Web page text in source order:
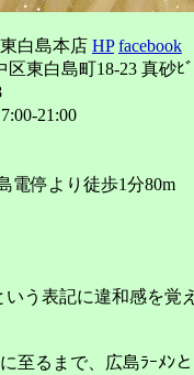
白島本店 HP facebook
東白島町18-23 真砂ﾋ
21:00
電停より徒歩1分80m
う表記に違和感を覚
至るまで、広島ﾗｰﾒﾝ